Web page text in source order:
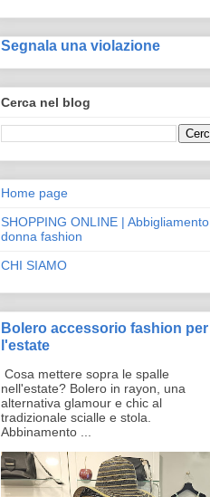
Segnala una violazione
Cerca nel blog
Home page
SHOPPING ONLINE | Abbigliamento
donna fashion
CHI SIAMO
Bolero accessorio fashion per
l'estate
Cosa mettere sopra le spalle
nell'estate? Bolero in rayon, una
alternativa glamour e chic al
tradizionale scialle e stola.
Abbinamento ...